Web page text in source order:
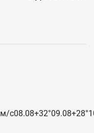
м/c08.08+32°09.08+28°